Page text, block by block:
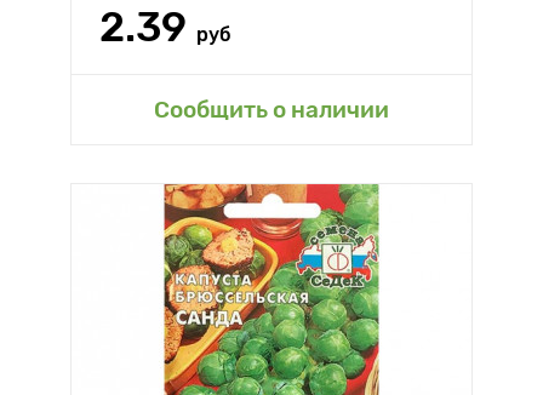
2.39 руб
Сообщить о наличии